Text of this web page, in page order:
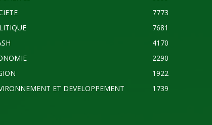
7773
7681
4170
2290
1922
ET DEVELOPPEMENT
1739